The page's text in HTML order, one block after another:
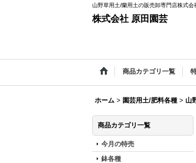
山野草用土/蘭用土の販売卸専門店株式会
株式会社 原田園芸
商品カテゴリ一覧
ホーム > 園芸用土/肥料各種 > 山
商品カテゴリ一覧
今月の特売
鉢各種